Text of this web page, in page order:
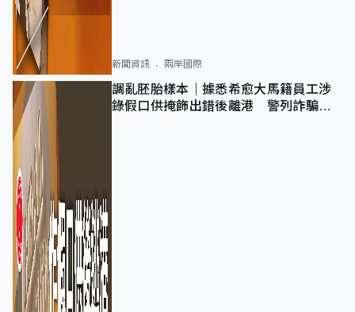
新聞資訊 兩岸國際
調亂胚胎樣本｜據悉希愈大馬籍員工涉
錄假口供掩飾出錯後離港 警列詐騙